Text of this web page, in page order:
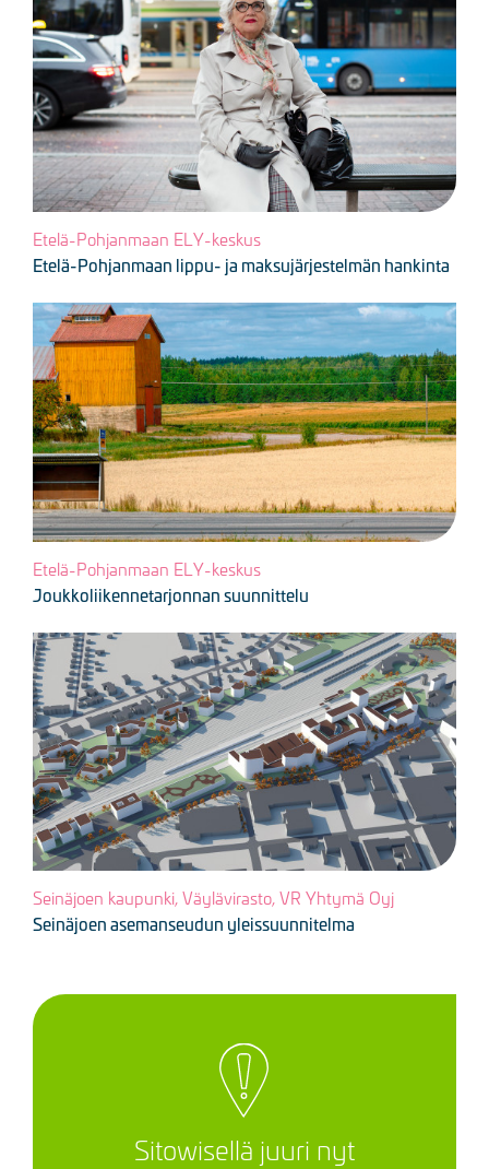
Etelä-Pohjanmaan ELY-keskus
Etelä-Pohjanmaan lippu- ja maksujärjestelmän hankinta
Kuva
Etelä-Pohjanmaan ELY-keskus
Joukkoliikennetarjonnan suunnittelu
Kuva
Seinäjoen kaupunki, Väylävirasto, VR Yhtymä Oyj
Seinäjoen asemanseudun yleissuunnitelma
Sitowisellä juuri nyt